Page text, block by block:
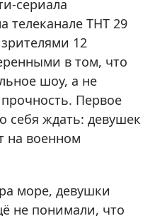
сериала
телеканале ТНТ 29
12
в том, что
шоу, а не
Первое
себя ждать: девушек
на военном
море, девушки
не понимали, что